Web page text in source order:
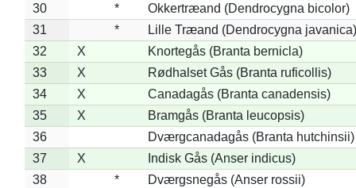
30
*
Okkertræand (Dendrocygna bicolor)
31
*
Lille Træand (Dendrocygna javanica)
32
X
Knortegås (Branta bernicla)
33
X
Rødhalset Gås (Branta ruficollis)
34
X
Canadagås (Branta canadensis)
35
X
Bramgås (Branta leucopsis)
36
Dværgcanadagås (Branta hutchinsii)
37
X
Indisk Gås (Anser indicus)
38
*
Dværgsnegås (Anser rossii)